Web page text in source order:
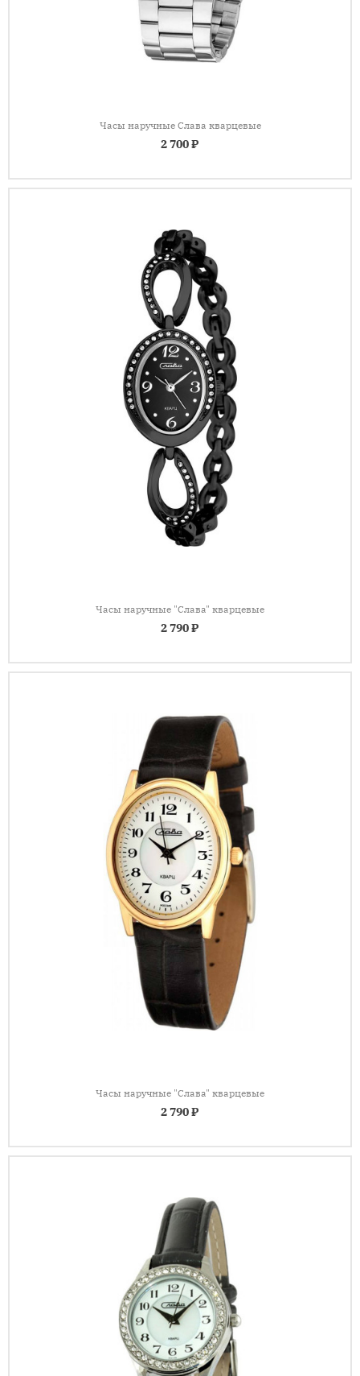
Часы наручные Слава кварцевые
2 700 ₽
Часы наручные "Слава" кварцевые
2 790 ₽
Часы наручные "Слава" кварцевые
2 790 ₽